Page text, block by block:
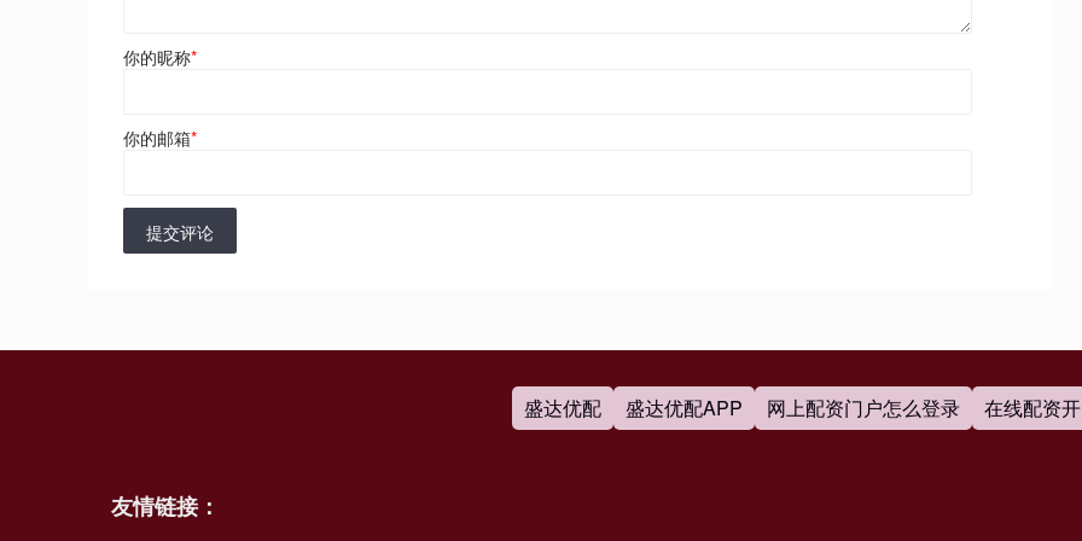
你的昵称*
你的邮箱*
提交评论
盛达优配 盛达优配APP 网上配资门户怎么登录 在线配资
友情链接：